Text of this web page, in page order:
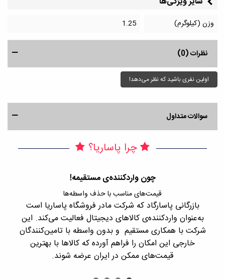
وزن (کیلوگرم) 1.25
نظرات (0)
اولین نفری باشید که نظر می‌دهد!
سوالات متداول
چرا پاساریا؟
چون واردکننده‌ی مستقیمه!
قیمت‌های مناسب با حذف واسطه‌ها
بازرگانی پاسارگاد که شرکت مادر فروشگاه پاساریا است
به‌عنوان واردکننده‌ی کالاهای دیجیتال فعالیت می‌کند. این
شرکت با همکاری مستقیم و بدون واسطه با تامین‌کنندگان
خارجی این امکان را فراهم آورده که کالاها با بهترین
قیمت‌های ممکن در ایران عرضه شوند.